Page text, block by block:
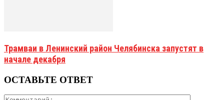
Трамваи в Ленинский район Челябинска запустят в
начале декабря
ОСТАВЬТЕ ОТВЕТ